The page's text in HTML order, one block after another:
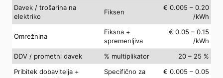
Davek / trošarina na
elektriko
Fiksen
€ 0.005 – 0.20
/kWh
Omrežnina
Fiksna +
spremenljiva
€ 0.05 – 0.15
/kWh
DDV / prometni davek
% multiplikator
20 – 25 %
Pribitek dobavitelja +
Specifično za
€ 0.005 – 0.05